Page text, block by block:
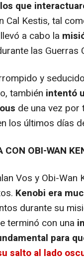
que
Cal Kestis, tal
a cabo la
las Guerras
y
también intentó
de una vez
los últimos días
CON OBI-WAN
Vos y Obi-
Kenobi era
durante su
terminó con una
para
salto al lado